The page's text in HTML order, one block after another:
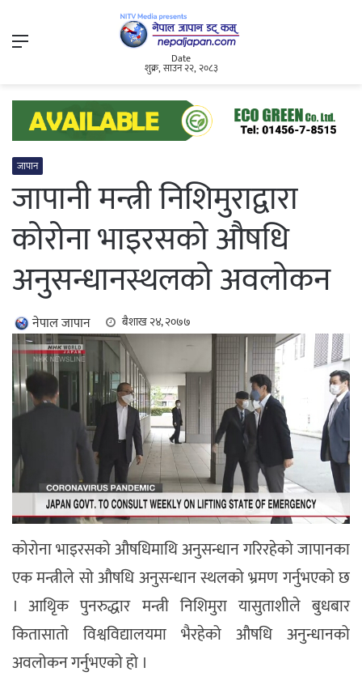
Menu
Date
शुक्र, साउन २२, २०८३
जापान
जापानी मन्त्री निशिमुराद्वारा
कोरोना भाइरसको औषधि
अनुसन्धानस्थलको अवलोकन
नेपाल जापान बैशाख २४, २०७७
कोरोना भाइरसको औषधिमाथि अनुसन्धान गरिरहेको जापानका
एक मन्त्रीले सो औषधि अनुसन्धान स्थलको भ्रमण गर्नुभएको छ
। आथिृक पुनरुद्धार मन्त्री निशिमुरा यासुताशीले बुधबार
कितासातो विश्वविद्यालयमा भैरहेको औषधि अनुन्धानको
अवलोकन गर्नुभएको हो ।